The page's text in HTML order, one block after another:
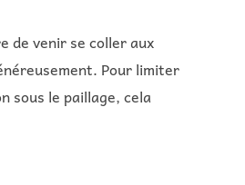
de venir se coller aux
Pour limiter
sous le paillage, cela